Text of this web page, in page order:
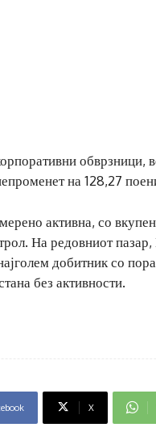
обврзници,
на 128,27
активна, со
На редовниот
добитник со
без активности.
X